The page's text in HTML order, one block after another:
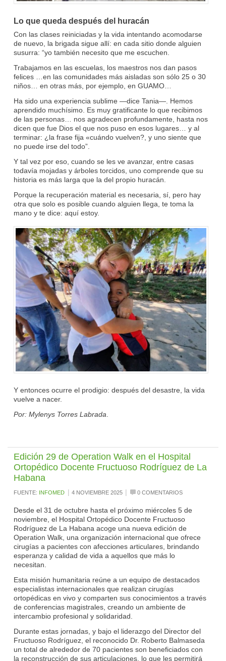
Lo que queda después del huracán
Con las clases reiniciadas y la vida intentando acomodarse
de nuevo, la brigada sigue allí: en cada sitio donde alguien
susurra: “yo también necesito que me escuchen.
Trabajamos en las escuelas, los maestros nos dan pasos
felices …en las comunidades más aisladas son sólo 25 o 30
niños… en otras más, por ejemplo, en GUAMO…
Ha sido una experiencia sublime —dice Tania—. Hemos
aprendido muchísimo. Es muy gratificante lo que recibimos
de las personas… nos agradecen profundamente, hasta nos
dicen que fue Dios el que nos puso en esos lugares… y al
terminar: ¿la frase fija «cuándo vuelven?, y uno siente que
no puede irse del todo”.
Y tal vez por eso, cuando se les ve avanzar, entre casas
todavía mojadas y árboles torcidos, uno comprende que su
historia es más larga que la del propio huracán.
Porque la recuperación material es necesaria, sí, pero hay
otra que solo es posible cuando alguien llega, te toma la
mano y te dice: aquí estoy.
Y entonces ocurre el prodigio: después del desastre, la vida
vuelve a nacer.
Por: Mylenys Torres Labrada
Edición 29 de Operation Walk en el Hospital
Ortopédico Docente Fructuoso Rodríguez de La
Habana
FUENTE: INFOMED | 4 NOVIEMBRE 2025 | 0 COMENTARIOS
Desde el 31 de octubre hasta el próximo miércoles 5 de
noviembre, el Hospital Ortopédico Docente Fructuoso
Rodríguez de La Habana acoge una nueva edición de
Operation Walk, una organización internacional que ofrece
cirugías a pacientes con afecciones articulares, brindando
esperanza y calidad de vida a aquellos que más lo
necesitan.
Esta misión humanitaria reúne a un equipo de destacados
especialistas internacionales que realizan cirugías
ortopédicas en vivo y comparten sus conocimientos a través
de conferencias magistrales, creando un ambiente de
intercambio profesional y solidaridad.
Durante estas jornadas, y bajo el liderazgo del Director del
Fructuoso Rodríguez, el reconocido Dr. Roberto Balmaseda
un total de alrededor de 70 pacientes son beneficiados con
la reconstrucción de sus articulaciones, lo que les permitirá